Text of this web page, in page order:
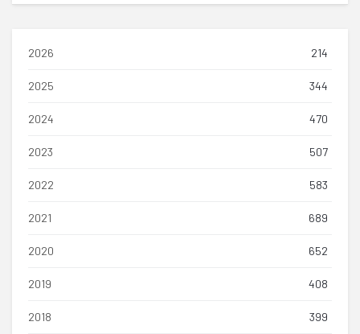
2026 214
2025 344
2024 470
2023 507
2022 583
2021 689
2020 652
2019 408
2018 399